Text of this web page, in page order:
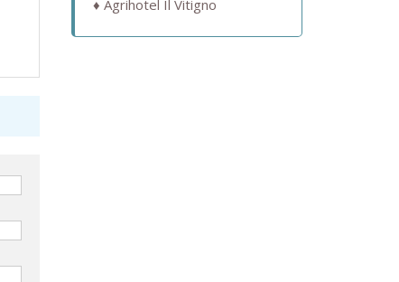
Agrihotel Il Vitigno